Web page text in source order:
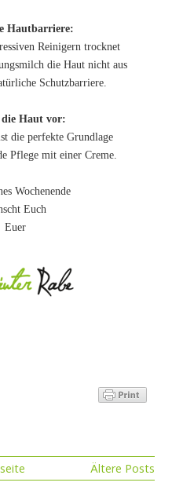
Hautbarriere:
Reinigern trocknet
die Haut nicht aus
Schutzbarriere.
Haut vor:
die perfekte Grundlage
Pflege mit einer Creme.
Wochenende
Euch
Euer
Ältere Posts